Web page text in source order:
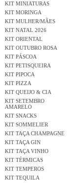
KIT MINIATURAS
KIT MORINGA
KIT MULHER/MÃES
KIT NATAL 2026
KIT ORIENTAL
KIT OUTUBRO ROSA
KIT PÁSCOA
KIT PETISQUEIRA
KIT PIPOCA
KIT PIZZA
KIT QUEIJO & CIA
KIT SETEMBRO
AMARELO
KIT SNACKS
KIT SOMMELIER
KIT TAÇA CHAMPAGNE
KIT TAÇA GIN
KIT TAÇA VINHO
KIT TÉRMICAS
KIT TEMPEROS
KIT TEQUILA